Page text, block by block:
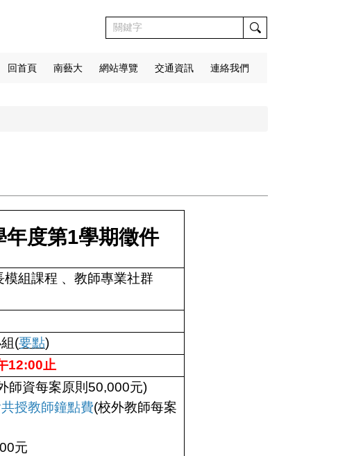
回首頁 南藝大 網站導覽 交通資訊 連絡我們
度第1學期徵件
組課程 、教師專業社群
(要點)
12:00止
師資每案原則50,000元)
授教師鐘點費(校外教師每案
元